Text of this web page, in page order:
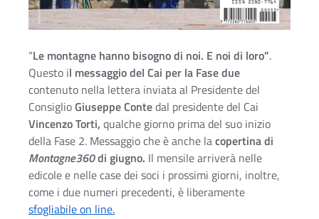
“Le montagne hanno bisogno di noi. E noi di loro”.
Questo il messaggio del Cai per la Fase due
contenuto nella lettera inviata al Presidente del
ConsiglioGiuseppe Contedal presidente del Cai
Vincenzo Torti, qualche giorno prima del suo inizio
della Fase 2. Messaggio che è anche lacopertina di
Montagne360di giugno. Il mensile arriverà nelle
edicole e nelle case dei soci i prossimi giorni, inoltre,
come i due numeri precedenti, è liberamente
sfogliabile on line.